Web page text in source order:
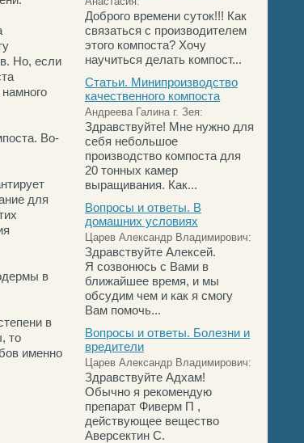
Но, если
Во-
для
в
в
то
именно
Доброго времени суток!!! Как
связаться с производителем
этого компоста? Хочу
научиться делать компост...
Статьи. Минипроизводство
качественного компоста
Андреева Галина г. Зея:
Здравствуйте! Мне нужно для
себя небольшое
производство компоста для
20 тонных камер
выращивания. Как...
Вопросы и ответы. В
домашних условиях
Царев Александр Владимирович:
Здравствуйте Алексей.
Я созвонюсь с Вами в
ближайшее время, и мы
обсудим чем и как я смогу
Вам помочь...
Вопросы и ответы. Болезни и
вредители
Царев Александр Владимирович:
Здравствуйте Адхам!
Обычно я рекомендую
препарат Фиверм П ,
действующее вещество
Аверсектин С.